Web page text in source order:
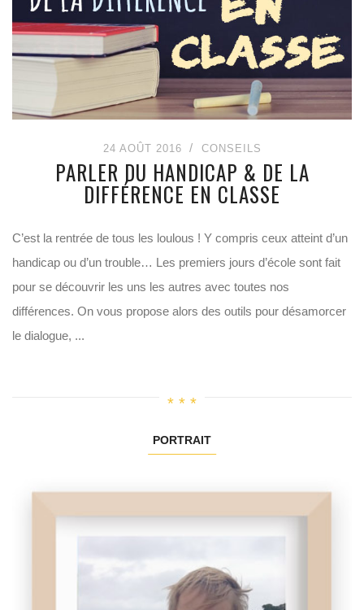
24 AOÛT 2016 CONSEILS
PARLER DU HANDICAP & DE LA
DIFFÉRENCE EN CLASSE
C’est la rentrée de tous les loulous ! Y compris ceux atteint d’un
handicap ou d’un trouble… Les premiers jours d’école sont fait
pour se découvrir les uns les autres avec toutes nos
différences. On vous propose alors des outils pour désamorcer
le dialogue, ...
PORTRAIT